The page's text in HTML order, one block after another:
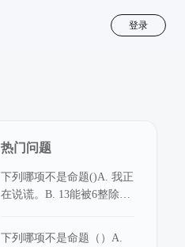
登录
热门问题
下列哪项不是命题()A. 我正
在说谎。B. 13能被6整除。
下列哪项不是命题（）A.